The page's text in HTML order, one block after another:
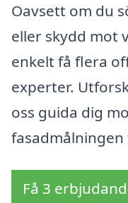
Oavsett om du
eller skydd mot
enkelt få flera
experter.
oss guida dig
Få 3